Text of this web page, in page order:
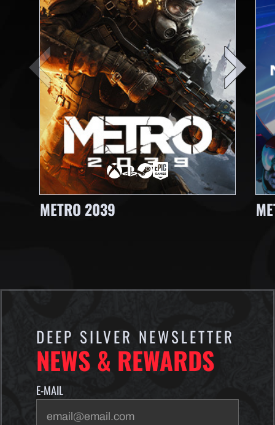
METRO 2039
DEEP SILVER NEWSLETTER
NEWS & REWARDS
E-MAIL